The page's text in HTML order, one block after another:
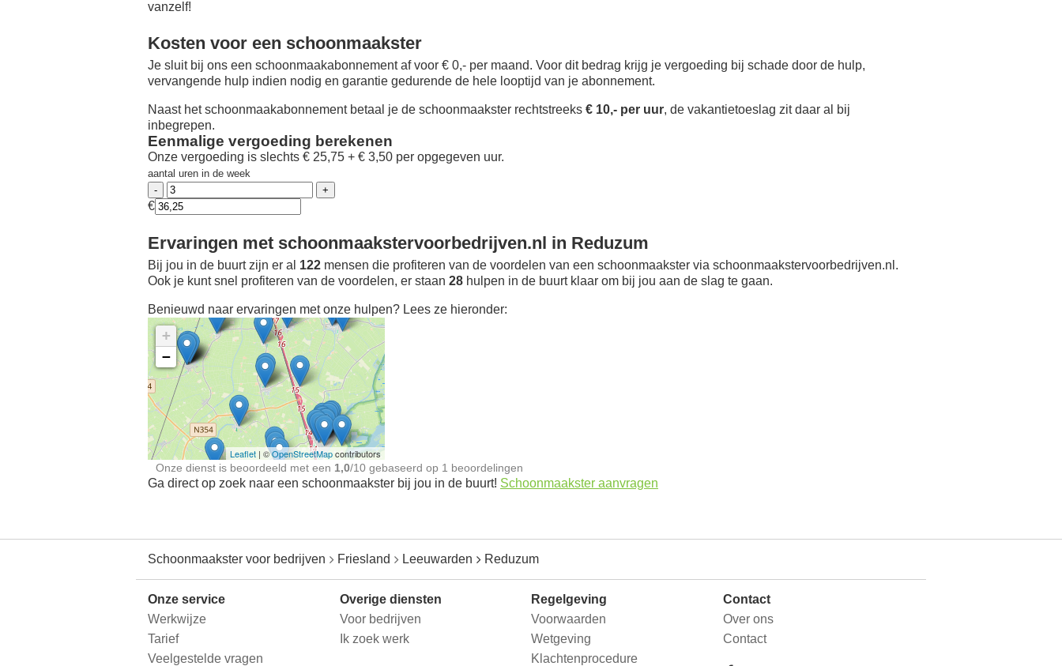
vanzelf!
Kosten voor een schoonmaakster
Je sluit bij ons een schoonmaakabonnement af voor € 0,- per maand. Voor dit bedrag krijg je vergoeding bij schade door de hulp,
vervangende hulp indien nodig en garantie gedurende de hele looptijd van je abonnement.
Naast het schoonmaakabonnement betaal je de schoonmaakster rechtstreeks € 10,- per uur, de vakantietoeslag zit daar al bij
inbegrepen.
Eenmalige vergoeding berekenen
Onze vergoeding is slechts € 25,75 + € 3,50 per opgegeven uur.
aantal uren in de week
€
Ervaringen met schoonmaakstervoorbedrijven.nl in Reduzum
Bij jou in de buurt zijn er al 122 mensen die profiteren van de voordelen van een schoonmaakster via schoonmaakstervoorbedrijven.nl.
Ook je kunt snel profiteren van de voordelen, er staan 28 hulpen in de buurt klaar om bij jou aan de slag te gaan.
Benieuwd naar ervaringen met onze hulpen? Lees ze hieronder:
Ontdek meer ervaringen
Schoonmaakster bij
jou in de buurt
+
−
Leaflet | ©OpenStreetMapcontributors
Onze dienst is beoordeeld met een 1,0/10 gebaseerd op 1 beoordelingen
Ga direct op zoek naar een schoonmaakster bij jou in de buurt! Schoonmaakster aanvragen
Schoonmaakster voor bedrijven Friesland Leeuwarden Reduzum
Onze service
Werkwijze
Tarief
Veelgestelde vragen
Overige diensten
Voor bedrijven
Ik zoek werk
Regelgeving
Voorwaarden
Wetgeving
Klachtenprocedure
Contact
Over ons
Contact